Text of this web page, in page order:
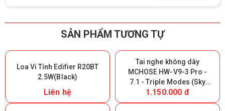
SẢN PHẨM TƯƠNG TỰ
Loa Vi Tính Edifier R20BT
2.5W(Black)
Liên hệ
Tai nghe không dây
MCHOSE HW-V9-3 Pro -
7.1 - Triple Modes (Sky
White) (Giữ lại Box để bảo
hành)
1.150.000 đ